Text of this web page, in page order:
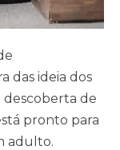
das ideia dos
descoberta de
pronto para
adulto.